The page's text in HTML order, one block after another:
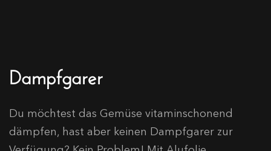
Dampfgarer
Du möchtest das Gemüse vitaminschonend
dämpfen, hast aber keinen Dampfgarer zur